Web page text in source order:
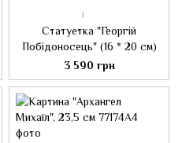
1
Статуетка "Георгій
Побідоносець" (16 * 20 см)
3 590 грн